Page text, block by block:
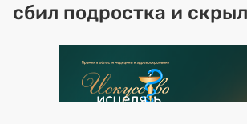
Статьи
Здоровье
BORЩ
сбил подростка и